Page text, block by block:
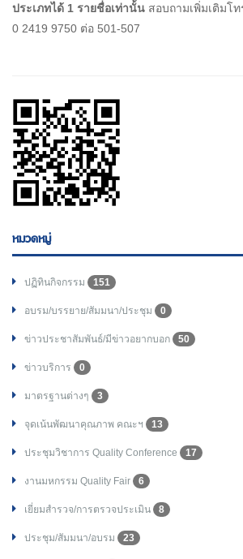
ประเภทได้ 1 รายชื่อเท่านั้น สอบถามเพิ่มเติมโ
0 2419 9750 ต่อ 501-507
หมวดหมู่
ปฏิทินกิจกรรม 151
อบรม/บรรยาย/สัมมนา/ประชุม 0
ข่าวประชาสัมพันธ์/มีข่าวอยากบอก 50
ข่าวบริการ 0
มาตรฐานต่างๆ 3
จุดเน้นพัฒนาคุณภาพ คณะฯ 13
ประชุมวิชาการ Quality Conference 17
งานมหกรรม Quality Fair 6
เยี่ยมสำรวจ/การตรวจประเมิน 8
ประชุม/สัมมนา/อบรม 23